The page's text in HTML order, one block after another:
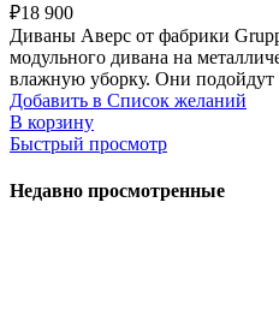
₽18 900
Диваны Аверс от фабрики
модульного дивана на
влажную уборку. Они подойдут
Добавить в Список желаний
В корзину
Быстрый просмотр
Недавно просмотренные